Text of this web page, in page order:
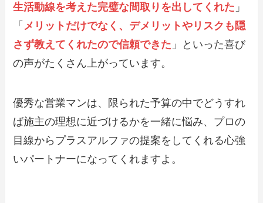
生活動線を考えた完璧な間取りを出してくれた 」
「 メリットだけでなく、デメリットやリスクも隠
さず教えてくれたので信頼できた 」といった喜び
の声がたくさん上がっています。
優秀な営業マンは、限られた予算の中でどうすれ
ば施主の理想に近づけるかを一緒に悩み、プロの
目線からプラスアルファの提案をしてくれる心強
いパートナーになってくれますよ。